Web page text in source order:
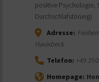
positive Psychologie,
Durchschlafstörung)
Adresse:
Havixbeck
Telefon: +49
Homepage: